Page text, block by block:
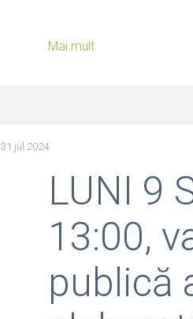
Mai mult
31 jul 2024
LUNI 9
13:00,
publică